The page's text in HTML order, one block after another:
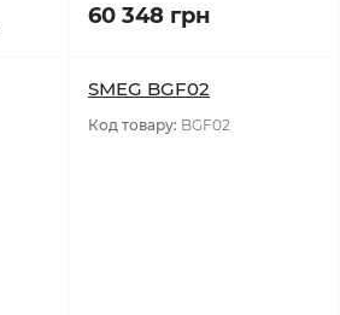
60 348 грн
SMEG BGF02
Код товару: BGF02